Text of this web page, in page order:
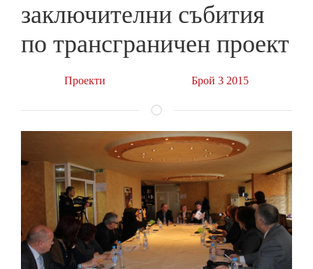
заключителни събития
по трансграничен проект
Проекти Брой 3 2015